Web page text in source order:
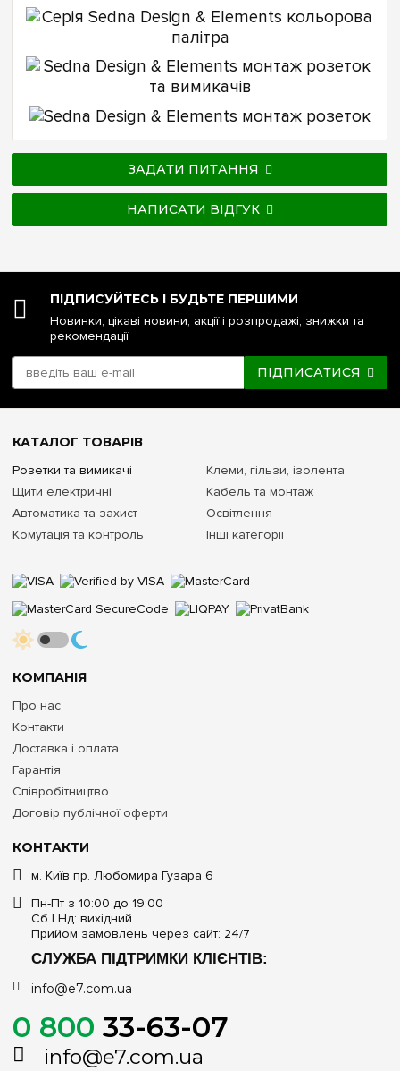
ЗАДАТИ ПИТАННЯ
НАПИСАТИ ВІДГУК
ПІДПИСУЙТЕСЬ І БУДЬТЕ ПЕРШИМИ
Новинки, цікаві новини, акції і розпродажі, знижки та
рекомендації
ПІДПИСАТИСЯ
КОНТАКТИ
м. Київ пр. Любомира Гузара 6
Пн-Пт з 10:00 до 19:00
Сб | Нд: вихідний
Прийом замовлень через сайт: 24/7
СЛУЖБА ПІДТРИМКИ КЛІЄНТІВ:
info@e7.com.ua
0 800 33-63-07
info@e7.com.ua
КОМПАНІЯ
Про нас
Контакти
Доставка і оплата
Гарантія
Співробітництво
Договір публічної оферти
КАТАЛОГ ТОВАРІВ
Розетки та вимикачі
Щити електричні
Автоматика та захист
Комутація та контроль
Клеми, гільзи, ізолента
Кабель та монтаж
Освітлення
Інші категорії